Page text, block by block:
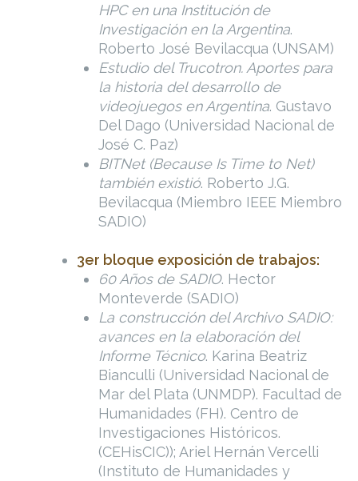
HPC en una Institución de
Investigación en la Argentina.
Roberto José Bevilacqua (UNSAM)
Estudio del Trucotron. Aportes para
la historia del desarrollo de
videojuegos en Argentina. Gustavo
Del Dago (Universidad Nacional de
José C. Paz)
BITNet (Because Is Time to Net)
también existió. Roberto J.G.
Bevilacqua (Miembro IEEE Miembro
SADIO)
3er bloque exposición de trabajos:
60 Años de SADIO. Hector
Monteverde (SADIO)
La construcción del Archivo SADIO:
avances en la elaboración del
Informe Técnico. Karina Beatriz
Bianculli (Universidad Nacional de
Mar del Plata (UNMDP). Facultad de
Humanidades (FH). Centro de
Investigaciones Históricos.
(CEHisCIC)); Ariel Hernán Vercelli
(Instituto de Humanidades y